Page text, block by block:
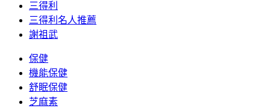
三得利
三得利名人推薦
謝祖武
保健
機能保健
舒眠保健
芝麻素